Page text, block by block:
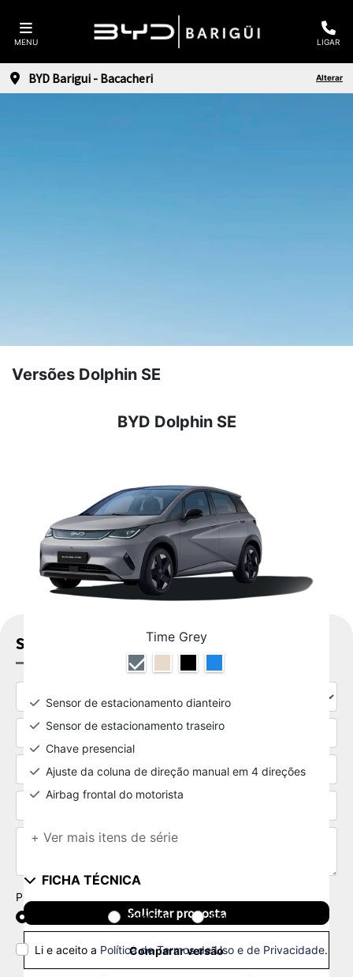
MENU LIGAR
BYD Barigui - Bacacheri Alterar
SOLICITAR PROPOSTA
Preferência de contato:
Telefone Email
Li e aceito a Política de Termos de Uso e de Privacidade.
Versões Dolphin SE
BYD Dolphin SE
Time Grey
Sensor de estacionamento dianteiro
Sensor de estacionamento traseiro
Chave presencial
Ajuste da coluna de direção manual em 4 direções
Airbag frontal do motorista
+ Ver mais itens de série
FICHA TÉCNICA
Solicitar proposta
Comparar versão